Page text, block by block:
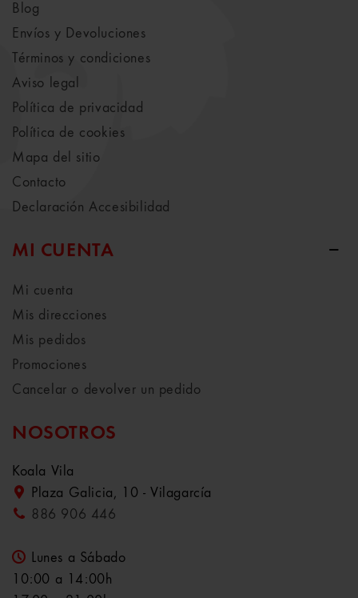
Blog
Envíos y Devoluciones
Términos y condiciones
Aviso legal
Política de privacidad
Política de cookies
Mapa del sitio
Contacto
Declaración Accesibilidad
MI CUENTA
Mi cuenta
Mis direcciones
Mis pedidos
Promociones
Cancelar o devolver un pedido
NOSOTROS
Koala Vila
Plaza Galicia, 10 - Vilagarcía
886 906 446
Lunes a Sábado
10:00 a 14:00h